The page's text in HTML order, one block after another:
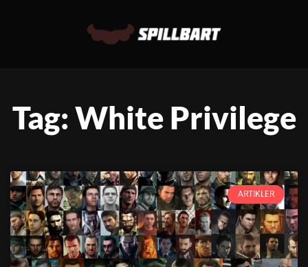
Tag: White Privilege
ARTIKLER